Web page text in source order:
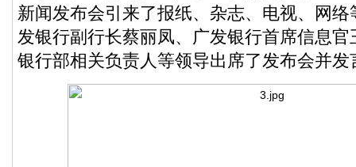
新闻发布会引来了报纸、杂志、电视、网
发银行副行长蔡丽凤、广发银行首席信息
银行部相关负责人等领导出席了发布会并发